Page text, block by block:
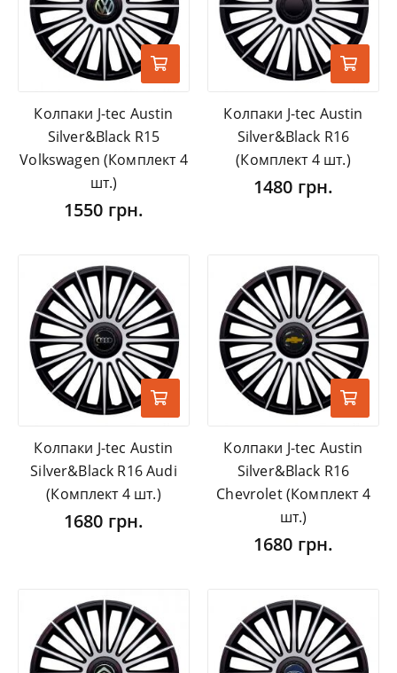
Колпаки J-tec Austin
Silver&Black R15
Volkswagen (Комплект 4
шт.)
1550 грн.
Колпаки J-tec Austin
Silver&Black R16
(Комплект 4 шт.)
1480 грн.
Колпаки J-tec Austin
Silver&Black R16 Audi
(Комплект 4 шт.)
1680 грн.
Колпаки J-tec Austin
Silver&Black R16
Chevrolet (Комплект 4
шт.)
1680 грн.